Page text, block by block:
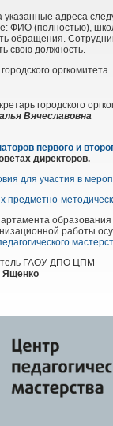
адреса
ФИО (полностью),
обращения.
свою должность.
городского оргкомитета
городского
Вячеславовна
первого и
директоров.
для участия в
предметно-
образования
работы
ГАОУ ДПО ЦПМ
Ященко